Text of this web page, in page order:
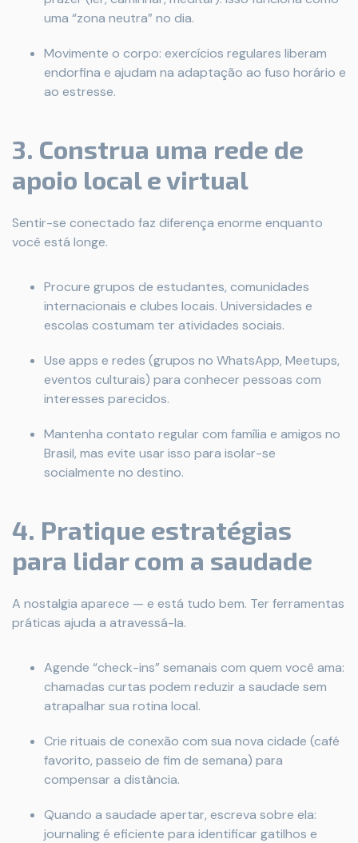
uma “zona neutra” no dia.
Movimente o corpo: exercícios regulares liberam
endorfina e ajudam na adaptação ao fuso horário e
ao estresse.
3. Construa uma rede de
apoio local e virtual
Sentir-se conectado faz diferença enorme enquanto
você está longe.
Procure grupos de estudantes, comunidades
internacionais e clubes locais. Universidades e
escolas costumam ter atividades sociais.
Use apps e redes (grupos no WhatsApp, Meetups,
eventos culturais) para conhecer pessoas com
interesses parecidos.
Mantenha contato regular com família e amigos no
Brasil, mas evite usar isso para isolar-se
socialmente no destino.
4. Pratique estratégias
para lidar com a saudade
A nostalgia aparece — e está tudo bem. Ter ferramentas
práticas ajuda a atravessá-la.
Agende “check-ins” semanais com quem você ama:
chamadas curtas podem reduzir a saudade sem
atrapalhar sua rotina local.
Crie rituais de conexão com sua nova cidade (café
favorito, passeio de fim de semana) para
compensar a distância.
Quando a saudade apertar, escreva sobre ela:
journaling é eficiente para identificar gatilhos e